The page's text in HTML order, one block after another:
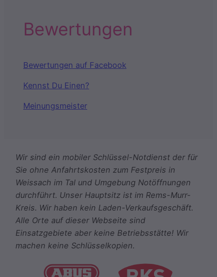
Bewertungen
Bewertungen auf Facebook
Kennst Du Einen?
Meinungsmeister
Wir sind ein mobiler Schlüssel-Notdienst der für
Sie ohne Anfahrtskosten zum Festpreis in
Weissach im Tal und Umgebung Notöffnungen
durchführt. Unser Hauptsitz ist im Rems-Murr-
Kreis. Wir haben kein Laden-Verkaufsgeschäft.
Alle Orte auf dieser Webseite sind
Einsatzgebiete aber keine Betriebsstätte! Wir
machen keine Schlüsselkopien.